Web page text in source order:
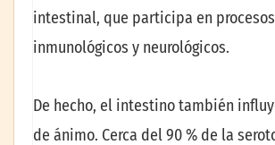
intestinal, que participa en
inmunológicos y neurológicos.
De hecho, el intestino también
de ánimo. Cerca del 90 % de la